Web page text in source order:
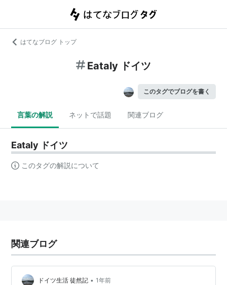
はてなブログ トップ
Eataly ドイツ
このタグでブログを書く
言葉の解説 ネットで話題 関連ブログ
Eataly ドイツ
このタグの解説について
関連ブログ
ドイツ生活 徒然記 • 1年前